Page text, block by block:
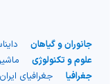
جانوران و گیاهان
علوم و تکنولوژی
جغرافیا
جغرافیای ایران